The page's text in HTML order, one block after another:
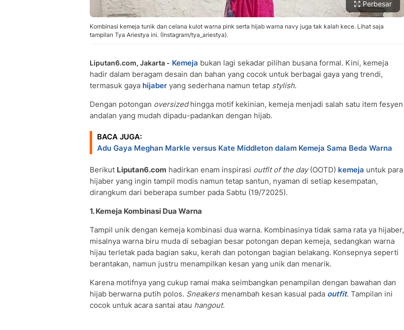
Perbesar
Kombinasi kemeja tunik dan celana kulot warna pink serta hijab warna navy juga tak kalah kece. Lihat saja
tampilan Tya Ariestya ini. (Instagram/tya_ariestya).
Liputan6.com, Jakarta - Kemeja bukan lagi sekadar pilihan busana formal. Kini, kemeja
hadir dalam beragam desain dan bahan yang cocok untuk berbagai gaya yang trendi,
termasuk gaya hijaber yang sederhana namun tetap stylish.
Dengan potongan oversizedhingga motif kekinian, kemeja menjadi salah satu item fesyen
andalan yang mudah dipadu-padankan dengan hijab.
BACA JUGA:
Adu Gaya Meghan Markle versus Kate Middleton dalam Kemeja Sama Beda Warna
Berikut Liputan6.com hadirkan enam inspirasi outfit of the day(OOTD) kemeja untuk para
hijaber yang ingin tampil modis namun tetap santun, nyaman di setiap kesempatan,
dirangkum dari beberapa sumber pada Sabtu (19/72025).
1. Kemeja Kombinasi Dua Warna
Tampil unik dengan kemeja kombinasi dua warna. Kombinasinya tidak sama rata ya hijaber,
misalnya warna biru muda di sebagian besar potongan depan kemeja, sedangkan warna
hijau terletak pada bagian saku, kerah dan potongan bagian belakang. Konsepnya seperti
berantakan, namun justru menampilkan kesan yang unik dan menarik.
Karena motifnya yang cukup ramai maka seimbangkan penampilan dengan bawahan dan
hijab berwarna putih polos. Sneakersmenambah kesan kasual pada outfit. Tampilan ini
cocok untuk acara santai atau hangout.